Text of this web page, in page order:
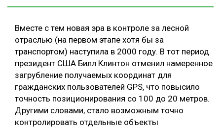
Вместе с тем новая эра в контроле за лесной
отраслью (на первом этапе хотя бы за
транспортом) наступила в 2000 году. В тот период
президент США Билл Клинтон отменил намеренное
загрубление получаемых координат для
гражданских пользователей GPS, что повысило
точность позиционирования со 100 до 20 метров.
Другими словами, стало возможным точно
контролировать отдельные объекты